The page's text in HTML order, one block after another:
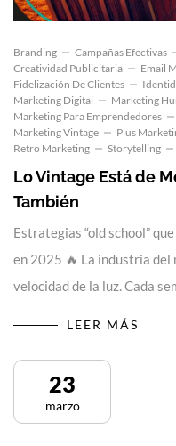
Branding Campañas Efectivas
Creatividad Publicitaria
Email
Fidelización De Clientes
Marketing Digital
Marketing
Marketing Para Emprendedores
Marketing Vintage
Plus
Retro Marketing
Storytelling
Lo Vintage Está de
También
Estrategias “old school”
en 2025 🔥 La industria del
velocidad de la luz. Cada
LEER MÁS
23
marzo